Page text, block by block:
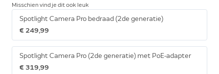
Misschien vind je dit ook leuk
Spotlight Camera Pro bedraad (2de generatie)
€ 249,99
Spotlight Camera Pro (2de generatie) met PoE-adapter
€ 319,99